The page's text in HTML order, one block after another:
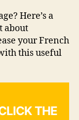
Here’s a
about
your French
this useful
THE